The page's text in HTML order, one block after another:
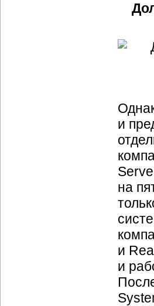
и
на
и
и